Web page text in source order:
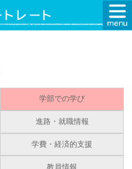
学部での学び
進路・就職情報
学費・経済的支援
教員情報